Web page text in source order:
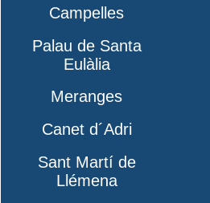
Campelles
Palau de Santa
Eulàlia
Meranges
Canet d´Adri
Sant Martí de
Llémena